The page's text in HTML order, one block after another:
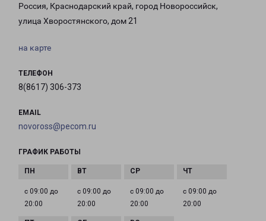
Россия, Краснодарский край, город Новороссийск,
улица Хворостянского, дом 21
на карте
ТЕЛЕФОН
8(8617) 306-373
EMAIL
novoross@pecom.ru
ГРАФИК РАБОТЫ
с 09:00 до
20:00
с 09:00 до
20:00
с 09:00 до
20:00
с 09:00 до
20:00